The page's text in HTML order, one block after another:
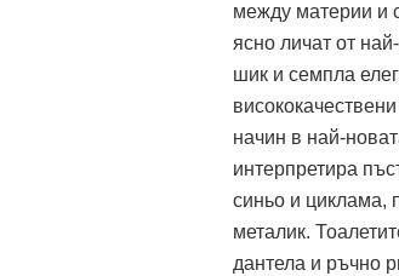
между материи и
ясно личат от
шик и семпла
начин в най-
интерпретира
синьо и циклама,
металик.
дантела и ръчно